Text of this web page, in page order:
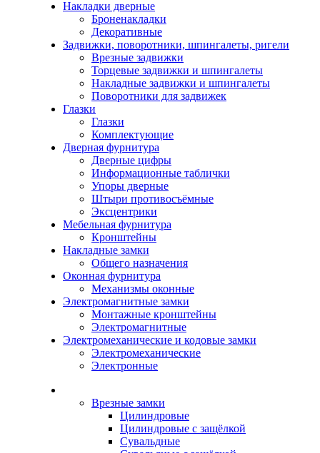
Накладки дверные
Броненакладки
Декоративные
Задвижки, поворотники, шпингалеты, ригели
Врезные задвижки
Торцевые задвижки и шпингалеты
Накладные задвижки и шпингалеты
Поворотники для задвижек
Глазки
Глазки
Комплектующие
Дверная фурнитура
Дверные цифры
Информационные таблички
Упоры дверные
Штыри противосъёмные
Эксцентрики
Мебельная фурнитура
Кронштейны
Накладные замки
Общего назначения
Оконная фурнитура
Механизмы оконные
Электромагнитные замки
Монтажные кронштейны
Электромагнитные
Электромеханические и кодовые замки
Электромеханические
Электронные
Врезные замки
Цилиндровые
Цилиндровые с защёлкой
Сувальдные